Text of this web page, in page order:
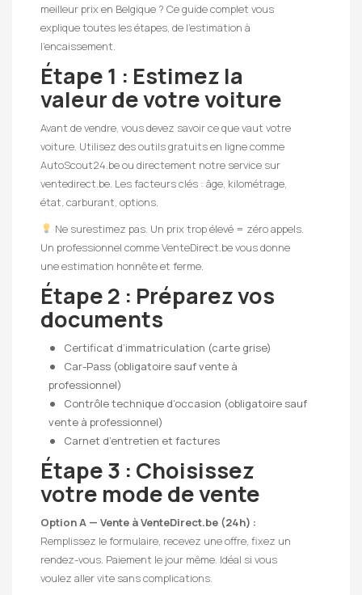
meilleur prix en Belgique ? Ce guide complet vous
explique toutes les étapes, de l’estimation à
l’encaissement.
Étape 1 : Estimez la
valeur de votre voiture
Avant de vendre, vous devez savoir ce que vaut votre
voiture. Utilisez des outils gratuits en ligne comme
AutoScout24.be ou directement notre service sur
ventedirect.be. Les facteurs clés : âge, kilométrage,
état, carburant, options.
Ne surestimez pas. Un prix trop élevé = zéro appels.
Un professionnel comme VenteDirect.be vous donne
une estimation honnête et ferme.
Étape 2 : Préparez vos
documents
Certificat d’immatriculation (carte grise)
Car-Pass (obligatoire sauf vente à
professionnel)
Contrôle technique d’occasion (obligatoire sauf
vente à professionnel)
Carnet d’entretien et factures
Étape 3 : Choisissez
votre mode de vente
Option A — Vente à VenteDirect.be (24h) :
Remplissez le formulaire, recevez une offre, fixez un
rendez-vous. Paiement le jour même. Idéal si vous
voulez aller vite sans complications.